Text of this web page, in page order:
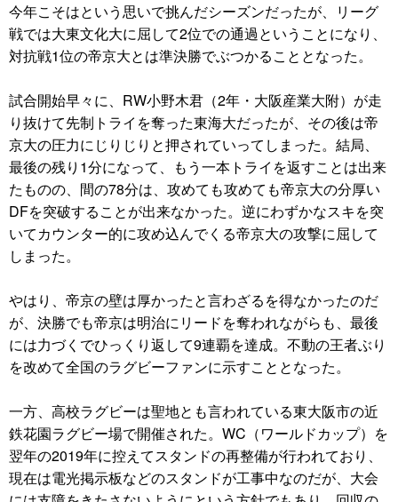
今年こそはという思いで挑んだシーズンだったが、リーグ
戦では大東文化大に屈して2位での通過ということになり、
対抗戦1位の帝京大とは準決勝でぶつかることとなった。
試合開始早々に、RW小野木君（2年・大阪産業大附）が走
り抜けて先制トライを奪った東海大だったが、その後は帝
京大の圧力にじりじりと押されていってしまった。結局、
最後の残り1分になって、もう一本トライを返すことは出来
たものの、間の78分は、攻めても攻めても帝京大の分厚い
DFを突破することが出来なかった。逆にわずかなスキを突
いてカウンター的に攻め込んでくる帝京大の攻撃に屈して
しまった。
やはり、帝京の壁は厚かったと言わざるを得なかったのだ
が、決勝でも帝京は明治にリードを奪われながらも、最後
には力づくでひっくり返して9連覇を達成。不動の王者ぶり
を改めて全国のラグビーファンに示すこととなった。
一方、高校ラグビーは聖地とも言われている東大阪市の近
鉄花園ラグビー場で開催された。WC（ワールドカップ）を
翌年の2019年に控えてスタンドの再整備が行われており、
現在は電光掲示板などのスタンドが工事中なのだが、大会